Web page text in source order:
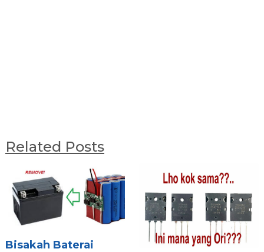
Related Posts
Bisakah Baterai